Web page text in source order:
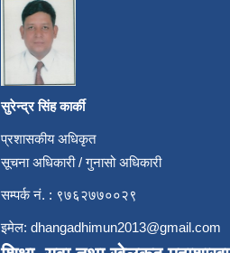
सुरेन्द्र सिंह कार्की
प्रशासकीय अधिकृत
सूचना अधिकारी / गुनासो अधिकारी
सम्पर्क नं. : ९७६२७७००२९
इमेल: dhangadhimun2013@gmail.com